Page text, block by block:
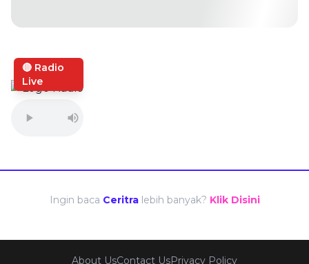
🔴 Radio
Live
Ingin baca Ceritra lebih banyak? Klik Disini
About UsContact UsPrivacy Policy